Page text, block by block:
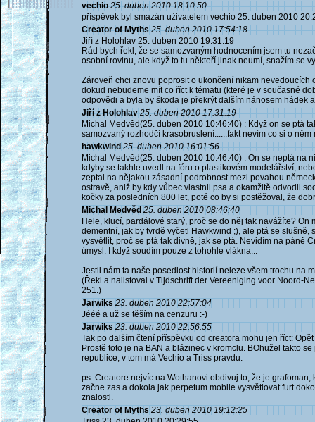
vechio 25. duben 2010 18:10:50
příspěvek byl smazán użivatelem vechio 25. duben 2010
Creator of Myths 25. duben 2010 17:54:18
Jiří z Holohlav 25. duben 2010 19:31:19
Rád bych řekl, že se samozvaným hodnocením jsem tu
osobní rovinu, ale když to tu někteří jinak neumí, snažím se
Zároveň chci znovu poprosit o ukončení nikam
dokud nebudeme mít co říct k tématu (které je v současné
odpovědi a byla by škoda je překrýt dalším nánosem hádek
Jiří z Holohlav 25. duben 2010 17:31:19
Michal Medvěd(25. duben 2010 10:46:40) : Když on se ptá
samozvaný rozhodčí krasobruslení......fakt nevím co si o něm
hawkwind 25. duben 2010 16:01:56
Michal Medvěd(25. duben 2010 10:46:40) : On se neptá na
kdyby se takhle uvedl na fóru o plastikovém modelářství,
zeptal na nějakou zásadní podrobnost mezi povahou
ostravě, aniž by kdy vůbec vlastnil psa a okamžitě odvodil
kočky za posledních 800 let, poté co by si postěžoval, že
Michal Medvěd 25. duben 2010 08:46:40
Hele, klucí, pardálové starý, proč se do něj tak navážíte?
dementní, jak by tvrdě vyčetl Hawkwind ;), ale ptá se
vysvětlit, proč se ptá tak divně, jak se ptá. Nevidím na páně
úmysl. I když soudím pouze z tohohle vlákna...
Jestli nám ta naše posedlost historií neleze všem trochu na
(Řekl a nalistoval v Tijdschrift der Vereeniging voor Noord-
251.)
Jarwiks 23. duben 2010 22:57:04
Jééé a už se těším na cenzuru :-)
Jarwiks 23. duben 2010 22:56:55
Tak po dalším čtení příspěvku od creatora mohu jen říct:
Prostě toto je na BAN a blázinec v kromclu. BOhužel takto
republice, v tom má Vechio a Triss pravdu.
ps. Creatore nejvíc na Wothanovi obdivuj to, že je
začne zas a dokola jak perpetum mobile vysvětlovat furt
znalosti.
Creator of Myths 23. duben 2010 19:12:25